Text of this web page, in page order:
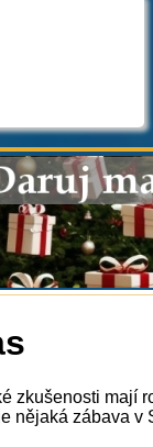
zkušenosti mají
nějaká zábava